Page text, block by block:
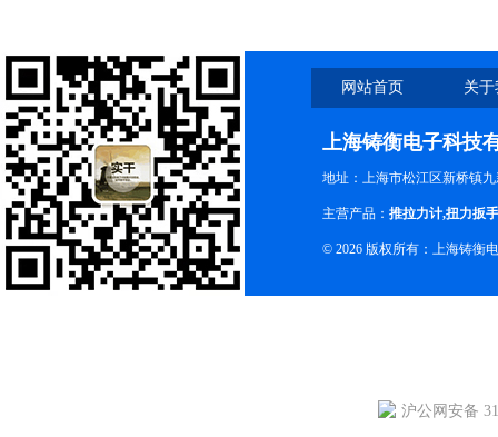
网站首页 关
上海铸衡电子科技
地址：上海市松江区新桥镇
主营产品： 推拉力计,扭力扳手
© 2026 版权所有：上海铸衡
沪公网安备